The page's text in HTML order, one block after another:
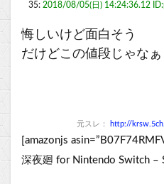
35: 2018/08/05(日) 14:24:36.12
悔しいけど面白そう
だけどこの値段じゃなぁ
元スレ： http://
[amazonjs
深夜廻 for Nintendo Switch –